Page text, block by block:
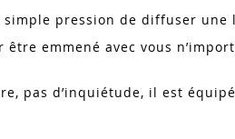
simple pression de diffuser
emmené avec vous
pas d’inquiétude, il est